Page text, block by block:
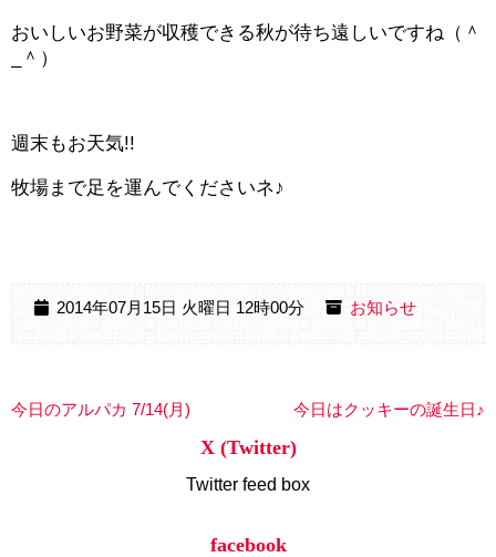
おいしいお野菜が収穫できる秋が待ち遠しいですね（＾
_＾）
週末もお天気!!
牧場まで足を運んでくださいネ♪
2014年07月15日 火曜日 12時00分 お知らせ
今日のアルパカ 7/14(月) 今日はクッキーの誕生日♪
X (Twitter)
Twitter feed box
facebook